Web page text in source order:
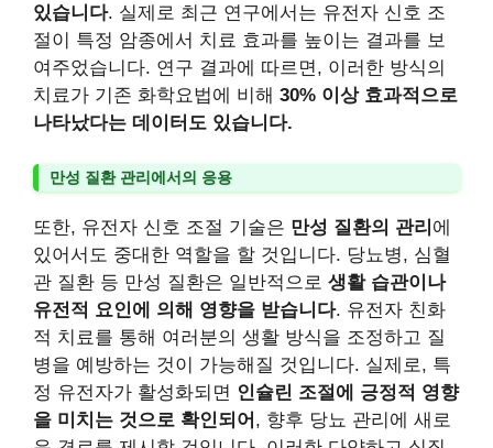
있습니다. 실제로 최근 연구에서는 유전자 신호 조
절이 특정 암종에서 치료 효과를 높이는 결과를 보
여주었습니다. 연구 결과에 따르면, 이러한 방식의
치료가 기존 화학요법에 비해 30% 이상 효과적으로
나타났다는 데이터도 있습니다.
만성 질환 관리에서의 응용
또한, 유전자 신호 조절 기술은 만성 질환의 관리 에
있어서도 중대한 역할을 할 것입니다. 당뇨병, 심혈
관 질환 등 만성 질환은 일반적으로 생활 습관이나
유전적 요인에 의해 영향을 받습니다. 유전자 친화
적 치료를 통해 여러분의 생활 방식을 조정하고 질
병을 예방하는 것이 가능해질 것입니다. 실제로, 특
정 유전자가 활성화되면 인슐린 조절에 긍정적 영향
을 미치는 것으로 확인되어 , 향후 당뇨 관리에 새로